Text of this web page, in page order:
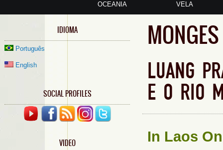
OCEANIA VELA
IDIOMA
Português
English
SOCIAL PROFILES
VIDEO
LUANG
E O RIO
In Laos